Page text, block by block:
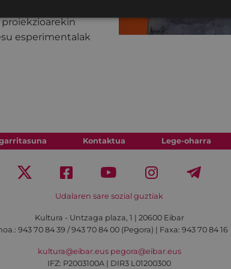
esperimentalak
Kontaktua Lege-oharra
Udalaren sare sozial guztiak
Kultura - Untzaga plaza, 1 | 20600 Eibar
943 70 84 39 / 943 70 84 00 (Pegora) | Faxa: 943 70 84 16
kultura@eibar.eus pegora@eibar.eus
IFZ: P2003100A | DIR3 L01200300